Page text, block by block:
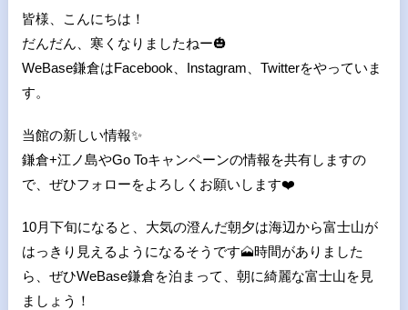
皆様、こんにちは！
だんだん、寒くなりましたねー🎃
WeBase鎌倉はFacebook、Instagram、Twitterをやっていま
す。
当館の新しい情報✨
鎌倉+江ノ島やGo Toキャンペーンの情報を共有しますの
で、ぜひフォローをよろしくお願いします❤
10月下旬になると、大気の澄んだ朝夕は海辺から富士山が
はっきり見えるようになるそうです🗻時間がありました
ら、ぜひWeBase鎌倉を泊まって、朝に綺麗な富士山を見
ましょう！